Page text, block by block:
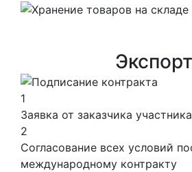
Экспорт
1
Заявка от заказчика
2
Согласование всех условий
международному контракту